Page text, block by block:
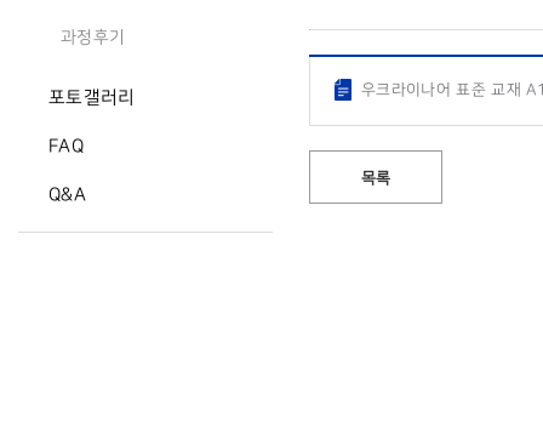
과정후기
포토갤러리
FAQ
Q&A
우크라이나어 표준 교재
목록